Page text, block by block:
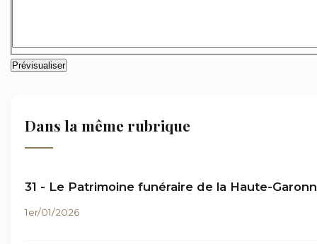
Dans la même rubrique
31 - Le Patrimoine funéraire de la Haute-
1er/01/2026